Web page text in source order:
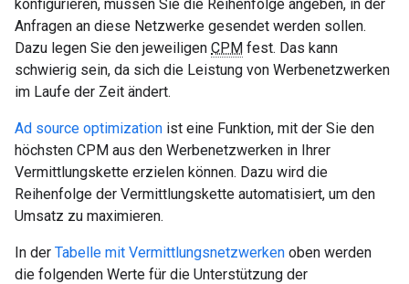
konfigurieren, müssen Sie die Reihenfolge angeben, in der
Anfragen an diese Netzwerke gesendet werden sollen.
Dazu legen Sie den jeweiligen CPM fest. Das kann
schwierig sein, da sich die Leistung von Werbenetzwerken
im Laufe der Zeit ändert.
Ad source optimization ist eine Funktion, mit der Sie den
höchsten CPM aus den Werbenetzwerken in Ihrer
Vermittlungskette erzielen können. Dazu wird die
Reihenfolge der Vermittlungskette automatisiert, um den
Umsatz zu maximieren.
In der Tabelle mit Vermittlungsnetzwerken oben werden
die folgenden Werte für die Unterstützung der